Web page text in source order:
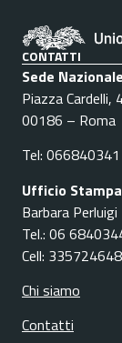
CONTATTI
Sede Nazionale
Piazza Cardelli,
00186 – Roma
Tel: 066840341
Ufficio Stampa
Barbara Perluigi
Tel.: 06
Cell:
Chi siamo
Contatti